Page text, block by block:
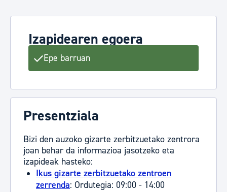
Izapidearen egoera
Epe barruan
Presentziala
Bizi den auzoko gizarte zerbitzuetako zentrora
joan behar da informazioa jasotzeko eta
izapideak hasteko:
Ikus gizarte zerbitzuetako zentroen
zerrenda: Ordutegia: 09:00 - 14:00